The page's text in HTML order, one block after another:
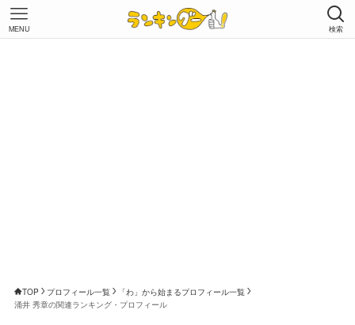
検索
MENU
TOP プロフィール一覧
「わ」から始まるプロフィール一覧
涌井 秀章の関連ランキング・プロフィール